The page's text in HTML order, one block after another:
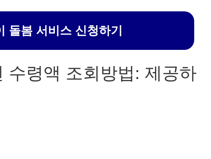
돌봄 서비스 신청하기
수령액 조회방법: 제공하